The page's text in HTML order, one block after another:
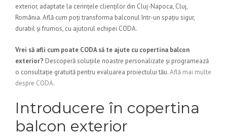
exterior, adaptate la cerințele clienților din Cluj-Napoca, Cluj,
România. Află cum poți transforma balconul într-un spațiu sigur,
durabil și frumos, cu ajutorul echipei CODA.
Vrei să afli cum poate CODA să te ajute cu copertina balcon
exterior? Descoperă soluțiile noastre personalizate și programează
o consultație gratuită pentru evaluarea proiectului tău.Află mai multe
despre CODA.
Introducere în copertina
balcon exterior